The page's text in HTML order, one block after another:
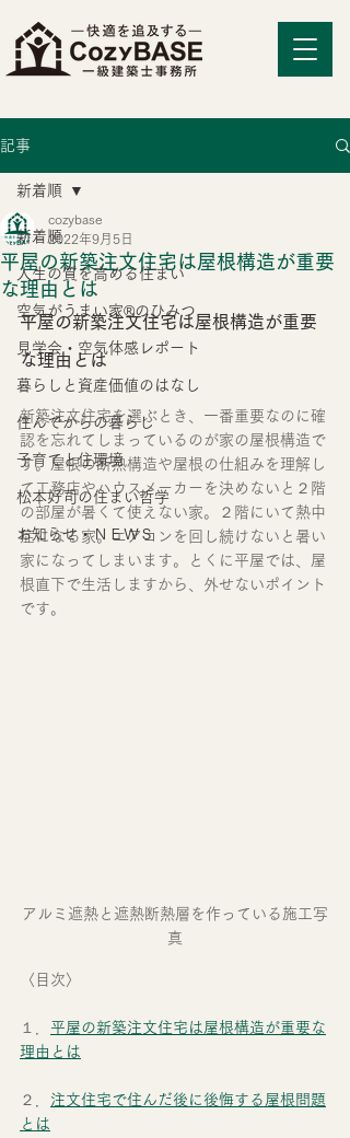
記事
新着順
人生の質を高める住まい
空気がうまい家®のひみつ
見学会・空気体感レポート
暮らしと資産価値のはなし
住んでからの暮らし
子育てと住環境
松本好司の住まい哲学
お知らせ・ＮＥＷＳ
新着順
平屋の新築注文住宅は屋根構造が重要
な理由とは
cozybase
2022年9月5日
平屋の新築注文住宅は屋根構造が重要
な理由とは
新築注文住宅を選ぶとき、一番重要なのに確
認を忘れてしまっているのが家の屋根構造で
す。屋根の断熱構造や屋根の仕組みを理解し
て工務店やハウスメーカーを決めないと２階
の部屋が暑くて使えない家。２階にいて熱中
症になる家。エアコンを回し続けないと暑い
家になってしまいます。とくに平屋では、屋
根直下で生活しますから、外せないポイント
です。
アルミ遮熱と遮熱断熱層を作っている施工写
真
〈目次〉
１． 平屋の新築注文住宅は屋根構造が重要な
理由とは
２． 注文住宅で住んだ後に後悔する屋根問題
とは